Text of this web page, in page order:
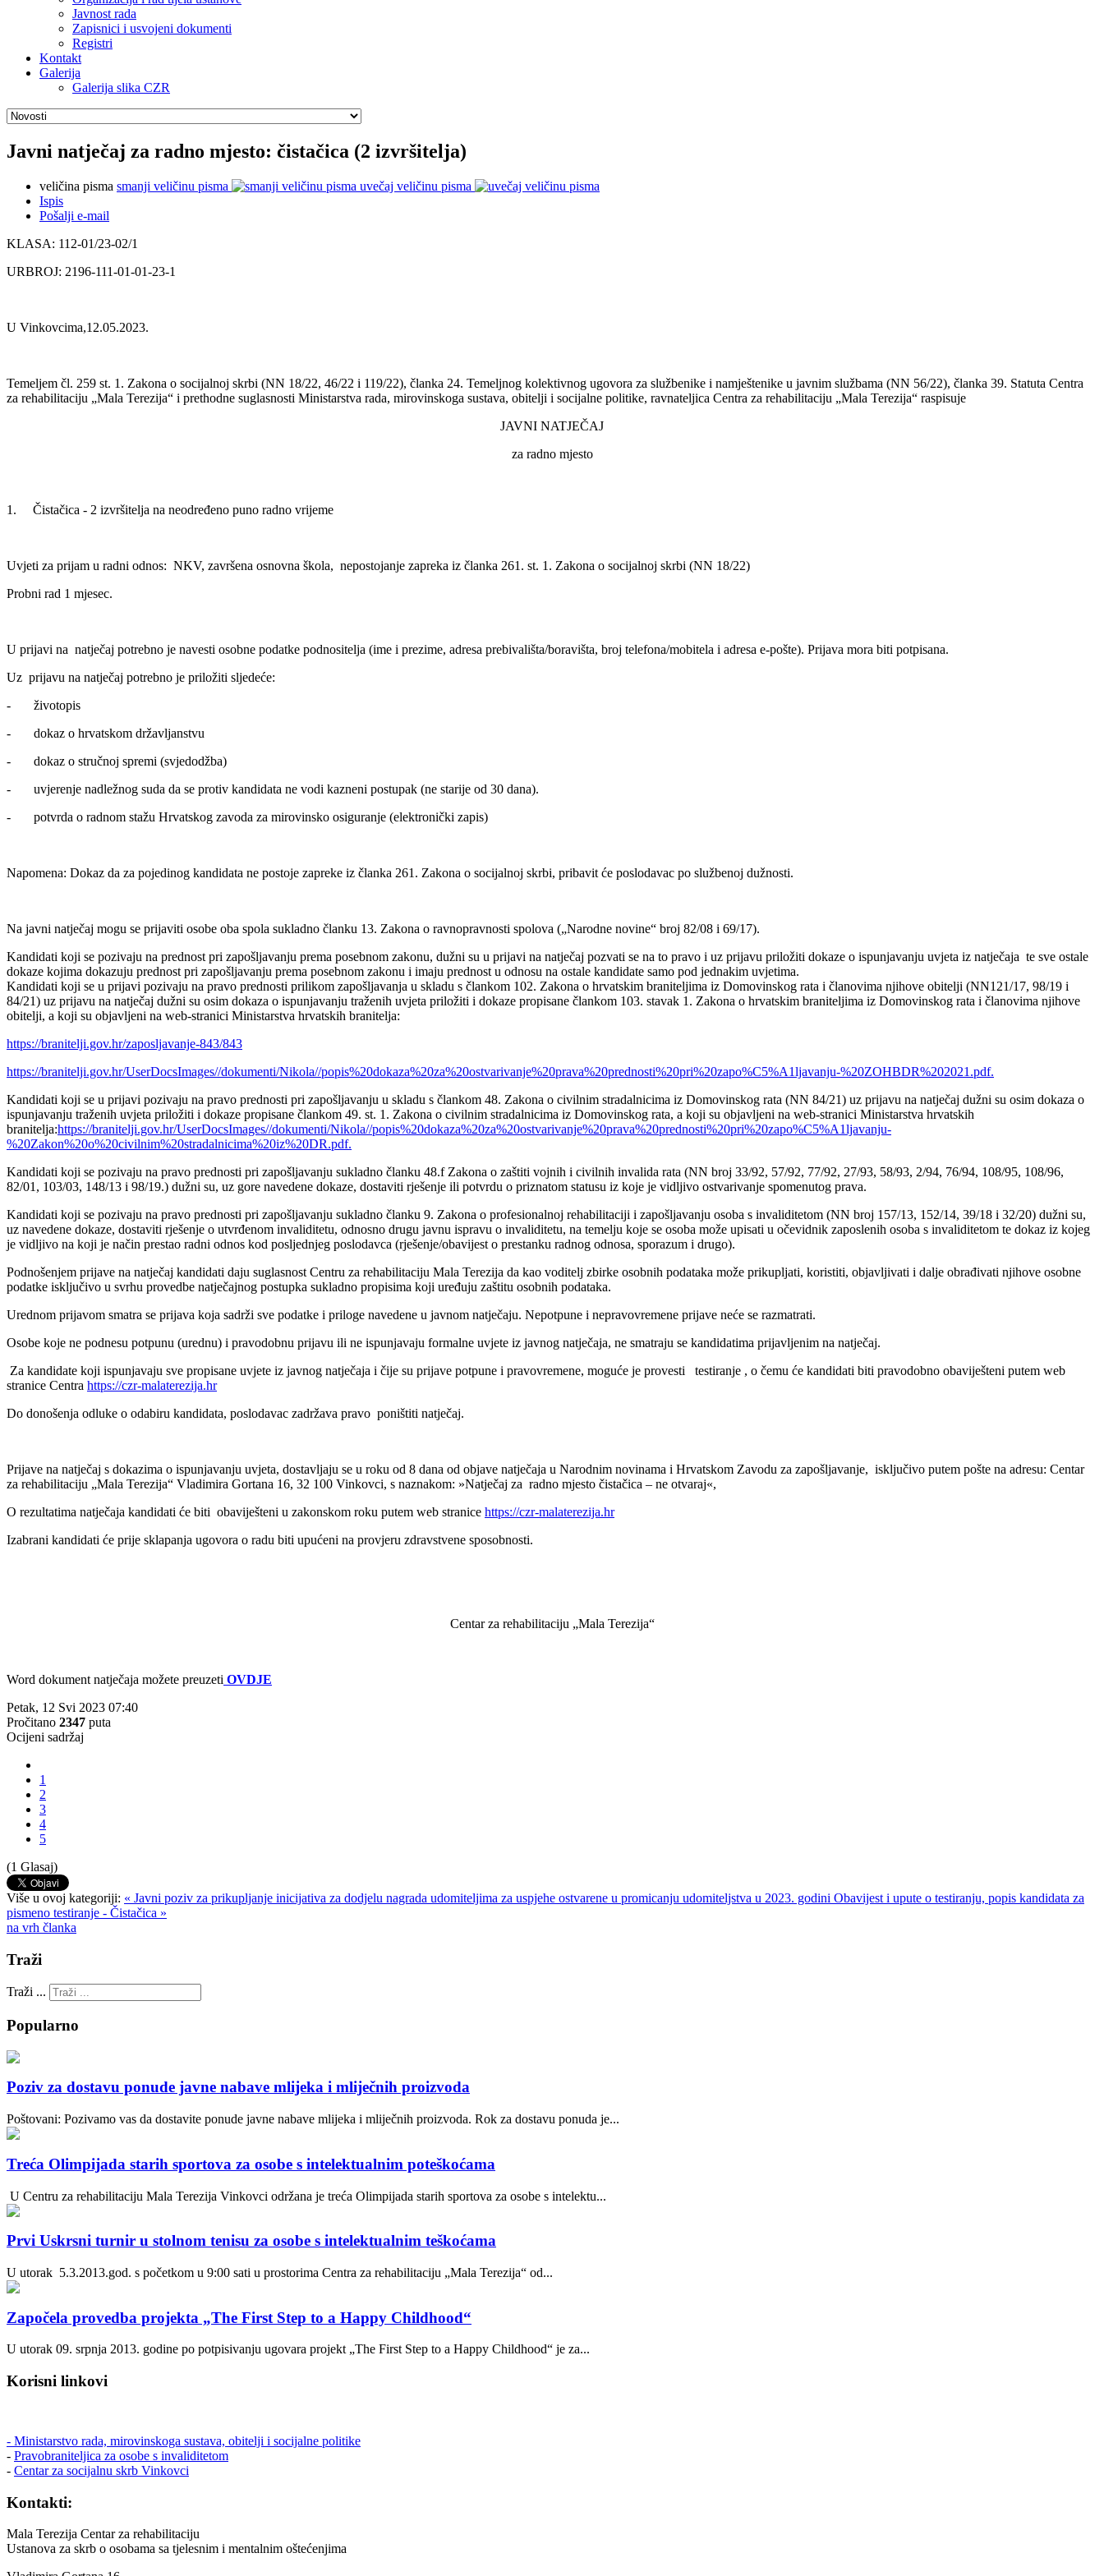
Javnost rada
Zapisnici i usvojeni dokumenti
Registri
Kontakt
Galerija
Galerija slika CZR
Javni natječaj za radno mjesto: čistačica (2 izvršitelja)
veličina pisma smanji veličinu pisma
uvečaj veličinu pisma
Ispis
Pošalji e-mail
KLASA: 112-01/23-02/1
URBROJ: 2196-111-01-01-23-1
U Vinkovcima,12.05.2023.
Temeljem čl. 259 st. 1. Zakona o socijalnoj skrbi (NN 18/22, 46/22 i 119/22), članka 24. Temeljnog kolektivnog ugovora za službenike i namještenike u javnim službama (NN 56/22), članka 39. Statuta Centra
za rehabilitaciju „Mala Terezija“ i prethodne suglasnosti Ministarstva rada, mirovinskoga sustava, obitelji i socijalne politike, ravnateljica Centra za rehabilitaciju „Mala Terezija“ raspisuje
JAVNI NATJEČAJ
za radno mjesto
1. Čistačica - 2 izvršitelja na neodređeno puno radno vrijeme
Uvjeti za prijam u radni odnos: NKV, završena osnovna škola, nepostojanje zapreka iz članka 261. st. 1. Zakona o socijalnoj skrbi (NN 18/22)
Probni rad 1 mjesec.
U prijavi na natječaj potrebno je navesti osobne podatke podnositelja (ime i prezime, adresa prebivališta/boravišta, broj telefona/mobitela i adresa e-pošte). Prijava mora biti potpisana.
Uz prijavu na natječaj potrebno je priložiti sljedeće:
- životopis
- dokaz o hrvatskom državljanstvu
- dokaz o stručnoj spremi (svjedodžba)
- uvjerenje nadležnog suda da se protiv kandidata ne vodi kazneni postupak (ne starije od 30 dana).
- potvrda o radnom stažu Hrvatskog zavoda za mirovinsko osiguranje (elektronički zapis)
Napomena: Dokaz da za pojedinog kandidata ne postoje zapreke iz članka 261. Zakona o socijalnoj skrbi, pribavit će poslodavac po službenoj dužnosti.
Na javni natječaj mogu se prijaviti osobe oba spola sukladno članku 13. Zakona o ravnopravnosti spolova („Narodne novine“ broj 82/08 i 69/17).
Kandidati koji se pozivaju na prednost pri zapošljavanju prema posebnom zakonu, dužni su u prijavi na natječaj pozvati se na to pravo i uz prijavu priložiti dokaze o ispunjavanju uvjeta iz natječaja te sve ostale
dokaze kojima dokazuju prednost pri zapošljavanju prema posebnom zakonu i imaju prednost u odnosu na ostale kandidate samo pod jednakim uvjetima.
Kandidati koji se u prijavi pozivaju na pravo prednosti prilikom zapošljavanja u skladu s člankom 102. Zakona o hrvatskim braniteljima iz Domovinskog rata i članovima njihove obitelji (NN121/17, 98/19 i
84/21) uz prijavu na natječaj dužni su osim dokaza o ispunjavanju traženih uvjeta priložiti i dokaze propisane člankom 103. stavak 1. Zakona o hrvatskim braniteljima iz Domovinskog rata i članovima njihove
obitelji, a koji su objavljeni na web-stranici Ministarstva hrvatskih branitelja:
https://branitelji.gov.hr/zaposljavanje-843/843
https://branitelji.gov.hr/UserDocsImages//dokumenti/Nikola//popis%20dokaza%20za%20ostvarivanje%20prava%20prednosti%20pri%20zapo%C5%A1ljavanju-%20ZOHBDR%202021.pdf.
Kandidati koji se u prijavi pozivaju na pravo prednosti pri zapošljavanju u skladu s člankom 48. Zakona o civilnim stradalnicima iz Domovinskog rata (NN 84/21) uz prijavu na natječaj dužni su osim dokaza o
ispunjavanju traženih uvjeta priložiti i dokaze propisane člankom 49. st. 1. Zakona o civilnim stradalnicima iz Domovinskog rata, a koji su objavljeni na web-stranici Ministarstva hrvatskih
branitelja:https://branitelji.gov.hr/UserDocsImages//dokumenti/Nikola//popis%20dokaza%20za%20ostvarivanje%20prava%20prednosti%20pri%20zapo%C5%A1ljavanju-
%20Zakon%20o%20civilnim%20stradalnicima%20iz%20DR.pdf.
Kandidati koji se pozivaju na pravo prednosti pri zapošljavanju sukladno članku 48.f Zakona o zaštiti vojnih i civilnih invalida rata (NN broj 33/92, 57/92, 77/92, 27/93, 58/93, 2/94, 76/94, 108/95, 108/96,
82/01, 103/03, 148/13 i 98/19.) dužni su, uz gore navedene dokaze, dostaviti rješenje ili potvrdu o priznatom statusu iz koje je vidljivo ostvarivanje spomenutog prava.
Kandidati koji se pozivaju na pravo prednosti pri zapošljavanju sukladno članku 9. Zakona o profesionalnoj rehabilitaciji i zapošljavanju osoba s invaliditetom (NN broj 157/13, 152/14, 39/18 i 32/20) dužni su,
uz navedene dokaze, dostaviti rješenje o utvrđenom invaliditetu, odnosno drugu javnu ispravu o invaliditetu, na temelju koje se osoba može upisati u očevidnik zaposlenih osoba s invaliditetom te dokaz iz kojeg
je vidljivo na koji je način prestao radni odnos kod posljednjeg poslodavca (rješenje/obavijest o prestanku radnog odnosa, sporazum i drugo).
Podnošenjem prijave na natječaj kandidati daju suglasnost Centru za rehabilitaciju Mala Terezija da kao voditelj zbirke osobnih podataka može prikupljati, koristiti, objavljivati i dalje obrađivati njihove osobne
podatke isključivo u svrhu provedbe natječajnog postupka sukladno propisima koji uređuju zaštitu osobnih podataka.
Urednom prijavom smatra se prijava koja sadrži sve podatke i priloge navedene u javnom natječaju. Nepotpune i nepravovremene prijave neće se razmatrati.
Osobe koje ne podnesu potpunu (urednu) i pravodobnu prijavu ili ne ispunjavaju formalne uvjete iz javnog natječaja, ne smatraju se kandidatima prijavljenim na natječaj.
Za kandidate koji ispunjavaju sve propisane uvjete iz javnog natječaja i čije su prijave potpune i pravovremene, moguće je provesti testiranje , o čemu će kandidati biti pravodobno obaviješteni putem web
stranice Centra https://czr-malaterezija.hr
Do donošenja odluke o odabiru kandidata, poslodavac zadržava pravo poništiti natječaj.
Prijave na natječaj s dokazima o ispunjavanju uvjeta, dostavljaju se u roku od 8 dana od objave natječaja u Narodnim novinama i Hrvatskom Zavodu za zapošljavanje, isključivo putem pošte na adresu: Centar
za rehabilitaciju „Mala Terezija“ Vladimira Gortana 16, 32 100 Vinkovci, s naznakom: »Natječaj za radno mjesto čistačica – ne otvaraj«,
O rezultatima natječaja kandidati će biti obaviješteni u zakonskom roku putem web stranice https://czr-malaterezija.hr
Izabrani kandidati će prije sklapanja ugovora o radu biti upućeni na provjeru zdravstvene sposobnosti.
Centar za rehabilitaciju „Mala Terezija“
Word dokument natječaja možete preuzeti OVDJE
Petak, 12 Svi 2023 07:40
Pročitano 2347 puta
Ocijeni sadržaj
1
2
3
4
5
(1 Glasaj)
Više u ovoj kategoriji: « Javni poziv za prikupljanje inicijativa za dodjelu nagrada udomiteljima za uspjehe ostvarene u promicanju udomiteljstva u 2023. godini Obavijest i upute o testiranju, popis kandidata za
pismeno testiranje - Čistačica »
na vrh članka
Traži
Traži ...
Popularno
Poziv za dostavu ponude javne nabave mlijeka i mliječnih proizvoda
Poštovani: Pozivamo vas da dostavite ponude javne nabave mlijeka i mliječnih proizvoda. Rok za dostavu ponuda je...
Treća Olimpijada starih sportova za osobe s intelektualnim poteškoćama
U Centru za rehabilitaciju Mala Terezija Vinkovci održana je treća Olimpijada starih sportova za osobe s intelektu...
Prvi Uskrsni turnir u stolnom tenisu za osobe s intelektualnim teškoćama
U utorak 5.3.2013.god. s početkom u 9:00 sati u prostorima Centra za rehabilitaciju „Mala Terezija“ od...
Započela provedba projekta „The First Step to a Happy Childhood“
U utorak 09. srpnja 2013. godine po potpisivanju ugovara projekt „The First Step to a Happy Childhood“ je za...
Korisni linkovi
- Ministarstvo rada, mirovinskoga sustava, obitelji i socijalne politike
- Pravobraniteljica za osobe s invaliditetom
- Centar za socijalnu skrb Vinkovci
Kontakti:
Mala Terezija Centar za rehabilitaciju
Ustanova za skrb o osobama sa tjelesnim i mentalnim oštećenjima